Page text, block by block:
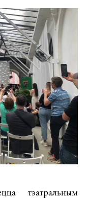
тэатральным